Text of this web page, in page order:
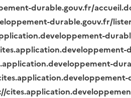
durable.gouv.fr/
durable.gouv.fr/